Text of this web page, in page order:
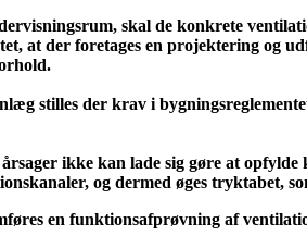
skal de konkrete
at der foretages en projektering og
stilles der krav i
ikke kan lade sig gøre at
og dermed øges tryktabet,
en funktionsafprøvning af